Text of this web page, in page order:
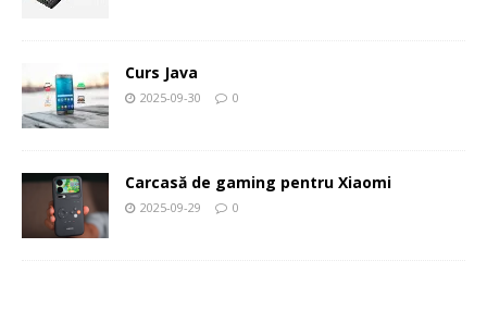
Curs Java
2025-09-30 0
Carcasă de gaming pentru Xiaomi
2025-09-29 0